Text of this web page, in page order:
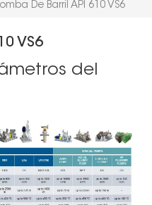
De Barril API 610 VS6
VS6
del